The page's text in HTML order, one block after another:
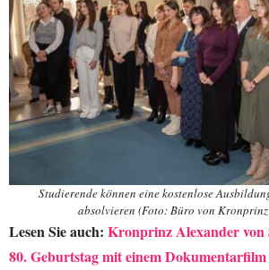
Studierende können eine kostenlose
absolvieren (Foto: Büro von
Lesen Sie auch: Kronprinz Alexander von
80. Geburtstag mit einem